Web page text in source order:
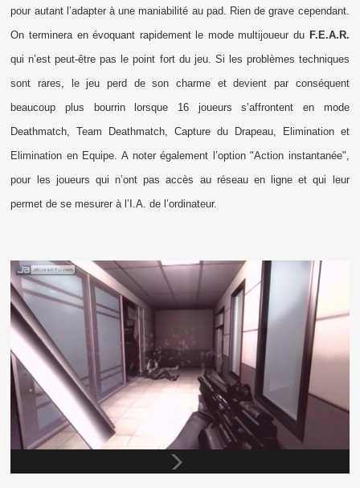
pour autant l’adapter à une maniabilité au pad. Rien de grave cependant.
On terminera en évoquant rapidement le mode multijoueur du F.E.A.R.
qui n’est peut-être pas le point fort du jeu. Si les problèmes techniques
sont rares, le jeu perd de son charme et devient par conséquent
beaucoup plus bourrin lorsque 16 joueurs s’affrontent en mode
Deathmatch, Team Deathmatch, Capture du Drapeau, Elimination et
Elimination en Equipe. A noter également l’option "Action instantanée",
pour les joueurs qui n’ont pas accès au réseau en ligne et qui leur
permet de se mesurer à l’I.A. de l’ordinateur.